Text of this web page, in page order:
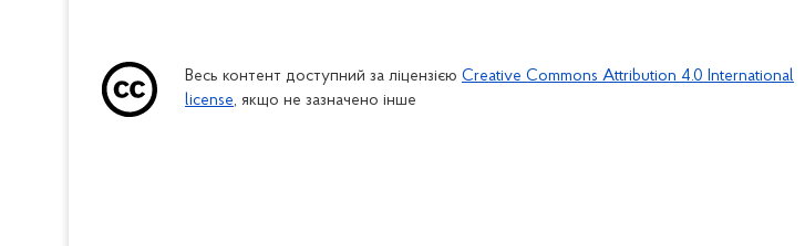
Весь контент доступний за ліцензією Creative Commons Attribution 4.0 International
license, якщо не зазначено інше